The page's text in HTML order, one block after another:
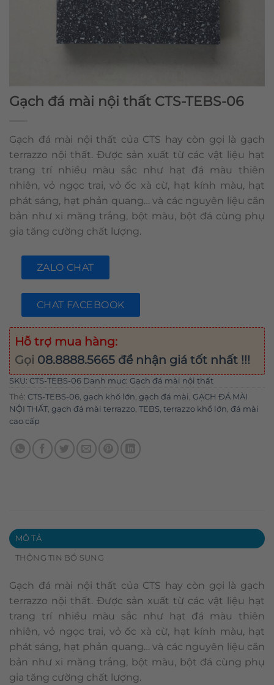
Gạch đá mài nội thất CTS-TEBS-06
Gạch đá mài nội thất của CTS hay còn gọi là gạch
terrazzo nội thất. Được sản xuất từ các vật liệu hạt
trang trí nhiều màu sắc như hạt đá màu thiên
nhiên, vỏ ngọc trai, vỏ ốc xà cừ, hạt kính màu, hạt
phát sáng, hạt phản quang… và các nguyên liệu căn
bản như xi măng trắng, bột màu, bột đá cùng phụ
gia tăng cường chất lượng.
ZALO CHAT
CHAT FACEBOOK
Hỗ trợ mua hàng:
Gọi 08.8888.5665 để nhận giá tốt nhất !!!
SKU: CTS-TEBS-06 Danh mục: Gạch đá mài nội thất
Thẻ: CTS-TEBS-06 gạch khổ lớn gạch đá mài GẠCH ĐÁ MÀI
NỘI THẤT, gạch đá mài terrazzo TEBS terrazzo khổ lớn đá mài
cao cấp
MÔ TẢ
THÔNG TIN BỔ SUNG
Gạch đá mài nội thất của CTS hay còn gọi là gạch
terrazzo nội thất. Được sản xuất từ các vật liệu hạt
trang trí nhiều màu sắc như hạt đá màu thiên
nhiên, vỏ ngọc trai, vỏ ốc xà cừ, hạt kính màu, hạt
phát sáng, hạt phản quang… và các nguyên liệu căn
bản như xi măng trắng, bột màu, bột đá cùng phụ
gia tăng cường chất lượng.